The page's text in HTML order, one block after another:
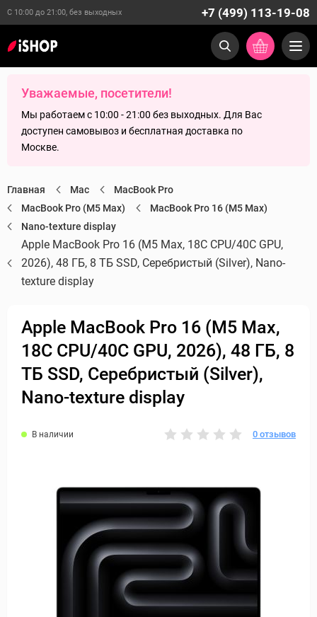
С 10:00 до 21:00, без выходных +7 (499) 113-19-08
Уважаемые, посетители!
Мы работаем с 10:00 - 21:00 без выходных. Для Вас
доступен самовывоз и бесплатная доставка по
Москве.
Главная Mac
MacBook Pro
MacBook Pro (M5 Max)
MacBook Pro 16 (M5 Max)
Nano-texture display
Apple MacBook Pro 16 (M5 Max, 18C CPU/40C GPU,
2026), 48 ГБ, 8 ТБ SSD, Серебристый (Silver), Nano-
texture display
Apple MacBook Pro 16 (M5 Max,
18C CPU/40C GPU, 2026), 48 ГБ, 8
ТБ SSD, Серебристый (Silver),
Nano-texture display
В наличии 0 отзывов